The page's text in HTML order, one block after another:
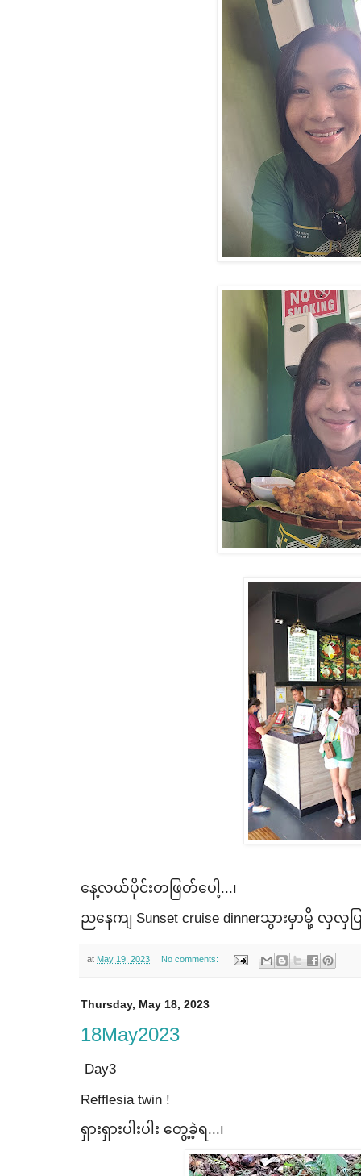
​နေ့လယ်ပိုင်းတဖြတ်​ပေါ့...၊
ည​နေကျ Sunset cruise dinnerသွားမှာမို့ လှလှ
at May 19, 2023 No comments:
Thursday, May 18, 2023
18May2023
Day3
Refflesia twin !
ရှားရှားပါးပါး ​တွေ့ခဲ့ရ...၊